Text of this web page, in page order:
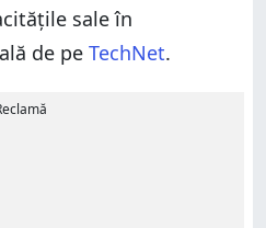
sale în
de pe TechNet.